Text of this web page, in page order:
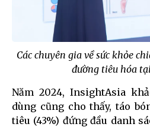
Các chuyên gia về sức khỏe
đường tiêu hóa
Năm 2024, InsightAsia
dùng cũng cho thấy, táo
tiêu (43%) đứng đầu danh